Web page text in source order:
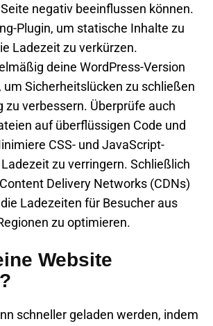
negativ beeinflussen können.
Plugin, um statische Inhalte zu
Ladezeit zu verkürzen.
deine WordPress-Version
um Sicherheitslücken zu schließen
zu verbessern. Überprüfe auch
auf überflüssigen Code und
CSS- und JavaScript-
zu verringern. Schließlich
Delivery Networks (CDNs)
Ladezeiten für Besucher aus
zu optimieren.
Website
schneller geladen werden, indem